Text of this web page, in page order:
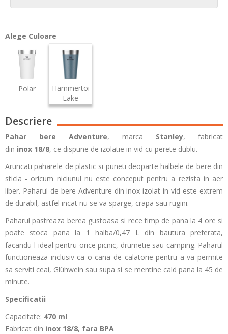
Alege Culoare
Polar
Hammertone
Lake
Descriere
Pahar bere Adventure, marca Stanley, fabricat
din inox 18/8, ce dispune de izolatie in vid cu perete dublu.
Aruncati paharele de plastic si puneti deoparte halbele de bere din
sticla - oricum niciunul nu este conceput pentru a rezista in aer
liber. Paharul de bere Adventure din inox izolat in vid este extrem
de durabil, astfel incat nu se va sparge, crapa sau rugini.
Paharul pastreaza berea gustoasa si rece timp de pana la 4 ore si
poate stoca pana la 1 halba/0,47 L din bautura preferata,
facandu-l ideal pentru orice picnic, drumetie sau camping. Paharul
functioneaza inclusiv ca o cana de calatorie pentru a va permite
sa serviti ceai, Glühwein sau supa si se mentine cald pana la 45 de
minute.
Specificatii
Capacitate: 470 ml
Fabricat din inox 18/8, fara BPA